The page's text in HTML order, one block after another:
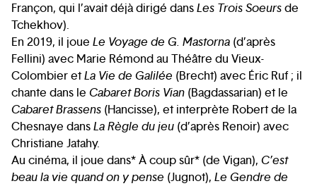
Françon, qui l’avait déjà dirigé dansLes Trois Soeursde
Tchekhov).
En 2019, il joue Le Voyage de G. Mastorna (d’après
Fellini) avec Marie Rémond au Théâtre du Vieux-
Colombier etLa Vie de Galilée (Brecht) avec Éric Ruf ; il
chante dans le Cabaret Boris Vian (Bagdassarian) et le
Cabaret Brassens (Hancisse), et interprète Robert de la
Chesnaye dansLa Règle du jeu (d’après Renoir) avec
Christiane Jatahy.
Au cinéma, il joue dans* À coup sûr* (de Vigan), C’est
beau la vie quand on y pense (Jugnot), Le Gendre de